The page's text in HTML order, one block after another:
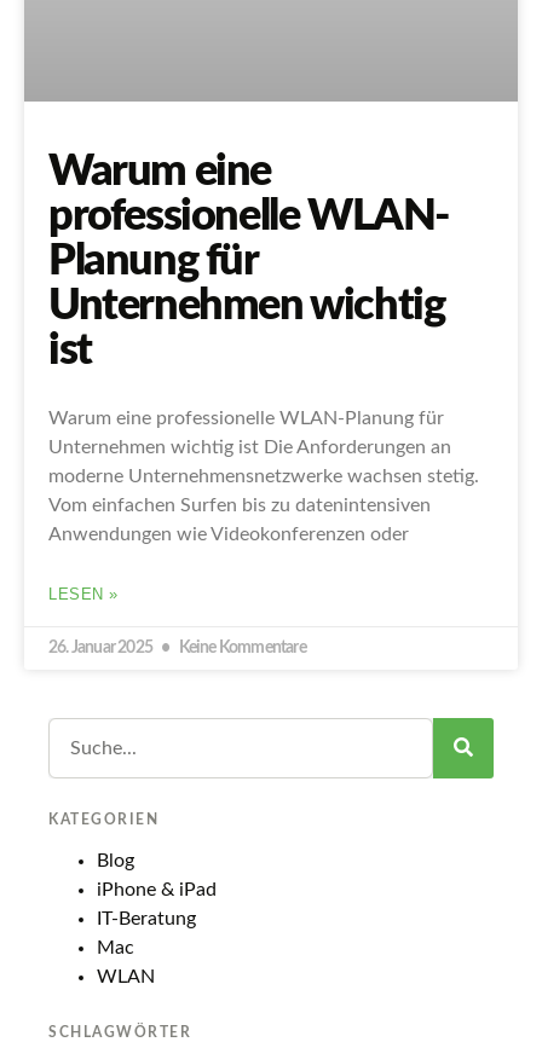
Warum eine
professionelle WLAN-
Planung für
Unternehmen wichtig
ist
Warum eine professionelle WLAN-Planung für
Unternehmen wichtig ist Die Anforderungen an
moderne Unternehmensnetzwerke wachsen stetig.
Vom einfachen Surfen bis zu datenintensiven
Anwendungen wie Videokonferenzen oder
LESEN »
26. Januar 2025 Keine Kommentare
KATEGORIEN
Blog
iPhone & iPad
IT-Beratung
Mac
WLAN
SCHLAGWÖRTER